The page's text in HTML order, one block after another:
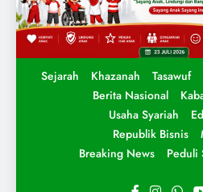
Sejarah Khazanah Tasawuf
Berita Nasional
Usaha Syariah
Republik Bisnis
Breaking News
Peduli